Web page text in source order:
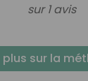
sur 1 avis
plus sur la